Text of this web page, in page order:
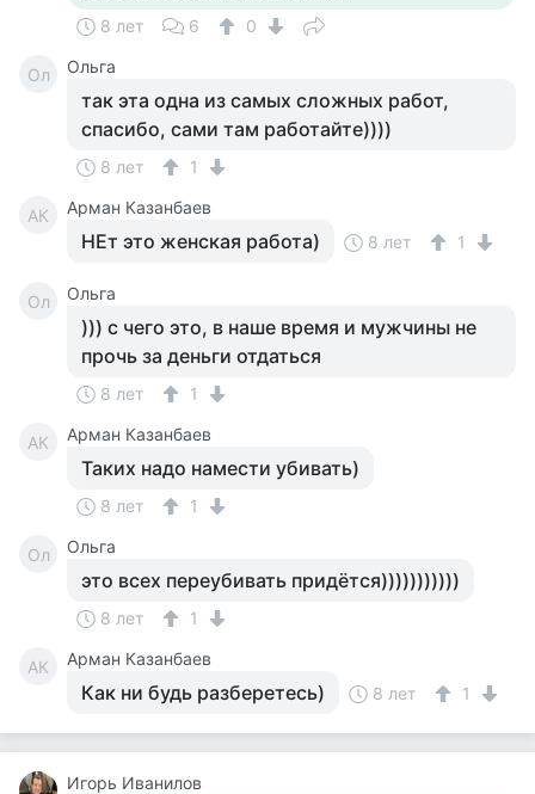
8 лет 6 0
Ол Ольга
так эта одна из самых сложных работ,
спасибо, сами там работайте))))
8 лет 1
АК Арман Казанбаев
НЕт это женская работа) 8 лет 1
Ол Ольга
))) с чего это, в наше время и мужчины не
прочь за деньги отдаться
8 лет 1
АК Арман Казанбаев
Таких надо намести убивать)
8 лет 1
Ол Ольга
это всех переубивать придётся)))))))))))
8 лет 1
АК Арман Казанбаев
Как ни будь разберетесь) 8 лет 1
Игорь Иванилов